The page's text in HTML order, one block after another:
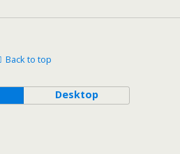
Back to top
Desktop